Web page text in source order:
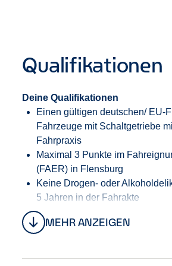
Qualifikationen
MEHR ANZEIGEN
Deine Qualifikationen
Einen gültigendeutschen/ EU-
Fahrzeuge mit Schaltgetriebe
Fahrpraxis
Maximal 3 Punkte im
(FAER) in Flensburg
Keine Drogen- oder
5 Jahren in der Fahrakte
Eine un
Deutschland